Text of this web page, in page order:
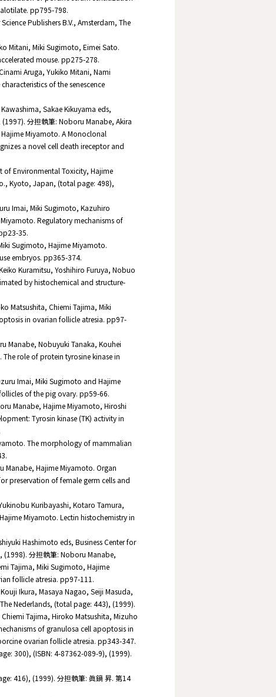
pp795-798.
Publishers B.V., Amsterdam, The
Mitani, Miki Sugimoto, Eimei Sato.
mouse. pp275-278.
Aruga, Yukiko Mitani, Nami
of the senescence
Sakae Kikuyama eds,
分担執筆: Noboru Manabe, Akira
Miyamoto. A Monoclonal
a novel cell death ireceptor and
of Environmental Toxicity, Hajime
Kyoto, Japan, (total page: 498),
Imai, Miki Sugimoto, Kazuhiro
Regulatory mechanisms of
35.
Sugimoto, Hajime Miyamoto.
embryos. pp365-374.
Kuramitsu, Yoshihiro Furuya, Nobuo
by histochemical and structure-
Matsushita, Chiemi Tajima, Miki
in ovarian follicle atresia. pp97-
Manabe, Nobuyuki Tanaka, Kouhei
role of protein tyrosine kinase in
Imai, Miki Sugimoto and Hajime
of the pig ovary. pp59-66.
Manabe, Hajime Miyamoto, Hiroshi
Tyrosin kinase (TK) activity in
The morphology of mammalian
Manabe, Hajime Miyamoto. Organ
preservation of female germ cells and
Kuribayashi, Kotaro Tamura,
Miyamoto. Lectin histochemistry in
Hashimoto eds, Business Center for
分担執筆: Noboru Manabe,
Tajima, Miki Sugimoto, Hajime
follicle atresia. pp97-111.
Ikura, Masaya Nagao, Seiji Masuda,
Nederlands, (total page: 443), (1999).
Tajima, Hiroko Matsushita, Mizuho
of granulosa cell apoptosis in
ovarian follicle atresia. pp343-347.
300), (ISBN: 4-87362-089-9), (1999).
416), (1999). 分担執筆: 眞鍋 昇. 第14